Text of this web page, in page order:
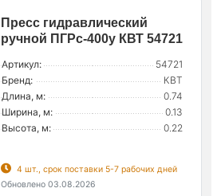
Пресс гидравлический
ручной ПГРс-400у КВТ 54721
Артикул:
54721
Бренд:
КВТ
Длина, м:
0.74
Ширина, м:
0.13
Высота, м:
0.22
4 шт., срок поставки 5-7 рабочих дней
Обновлено 03.08.2026